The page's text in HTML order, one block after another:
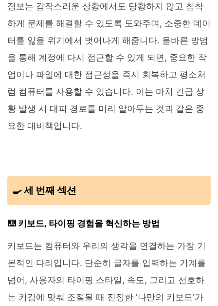
정보는 갑작스러운 상황에서도 당황하지 않고 침착
하게 문제를 해결할 수 있도록 도와주며, 소중한 데이
터를 잃을 위기에서 벗어나게 해줍니다. 올바른 방법
을 통해 계정에 다시 접근할 수 있게 되면, 중요한 작
업이나 파일에 대한 접근성을 즉시 회복하고 평소처
럼 컴퓨터를 사용할 수 있습니다. 이는 마치 긴급 상
황 발생 시 대피 경로를 미리 알아두는 것과 같은 중
요한 대비책입니다.
🍳 세 번째 섹션
⌨️ 키보드, 타이핑 경험을 혁신하는 방법
키보드는 컴퓨터와 우리의 생각을 연결하는 가장 기
본적인 다리입니다. 단순히 글자를 입력하는 기계를
넘어, 사용자의 타이핑 스타일, 속도, 그리고 선호하
는 키감에 맞춰 조절될 때 진정한 '나만의 키보드'가